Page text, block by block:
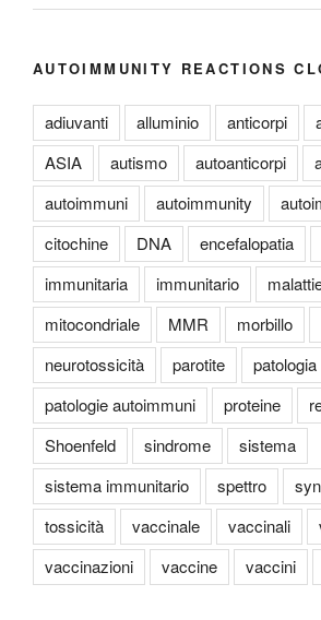
AUTOIMMUNITY REACTIONS
adiuvanti alluminio anticorpi
ASIA
autismo autoanticorpi
autoimmuni
autoimmunity
citochine
DNA encefalopatia
immunitaria
immunitario
mitocondriale
MMR morbillo
neurotossicità
parotite patologia
patologie autoimmuni
proteine
Shoenfeld
sindrome
sistema
sistema immunitario
spettro
tossicità
vaccinale vaccinali
vaccinazioni
vaccine vaccini